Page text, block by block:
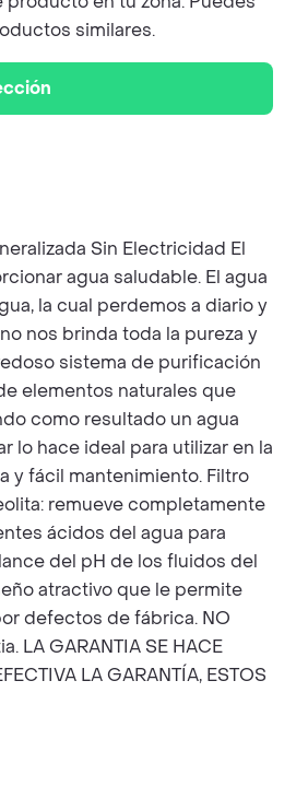
similares.
Sin Electricidad El
agua saludable. El agua
la cual perdemos a diario y
nos brinda toda la pureza y
sistema de purificación
elementos naturales que
como resultado un agua
lo hace ideal para utilizar en la
y fácil mantenimiento. Filtro
remueve completamente
ácidos del agua para
del pH de los fluidos del
atractivo que le permite
defectos de fábrica. NO
LA GARANTIA SE HACE
LA GARANTÍA, ESTOS